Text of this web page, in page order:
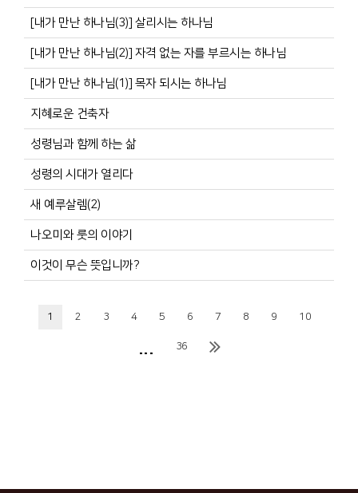
[내가 만난 하나님(3)] 살리시는 하나님
[내가 만난 하나님(2)] 자격 없는 자를 부르시는 하나님
[내가 만난 하나님(1)] 목자 되시는 하나님
지혜로운 건축자
성령님과 함께 하는 삶
성령의 시대가 열리다
새 예루살렘(2)
나오미와 룻의 이야기
이것이 무슨 뜻입니까?
1 2 3 4 5 6 7 8 9 10
... 36